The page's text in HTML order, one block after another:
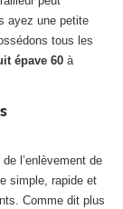
ayez une petite
tous les
épave 60 à
l’enlèvement de
simple, rapide et
Comme dit plus